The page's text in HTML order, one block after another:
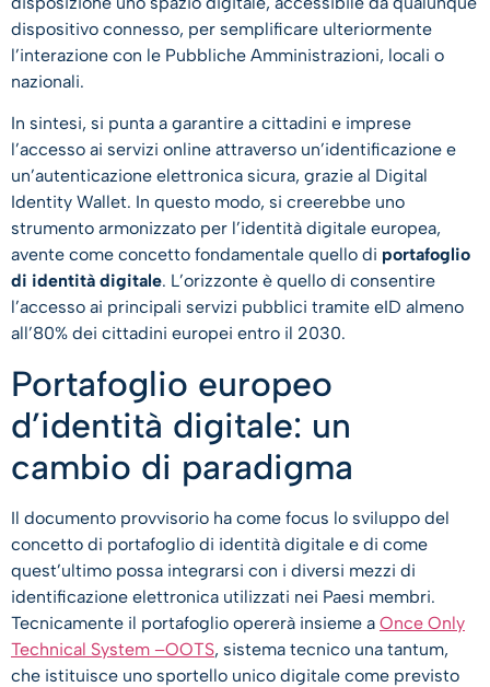
dispositivo connesso, per semplificare ulteriormente
l’interazione con le Pubbliche Amministrazioni, locali o
nazionali.
In sintesi, si punta a garantire a cittadini e imprese
l’accesso ai servizi online attraverso un’identificazione e
un’autenticazione elettronica sicura, grazie al Digital
Identity Wallet. In questo modo, si creerebbe uno
strumento armonizzato per l’identità digitale europea,
avente come concetto fondamentale quello di portafoglio
di identità digitale. L’orizzonte è quello di consentire
l’accesso ai principali servizi pubblici tramite eID almeno
all’80% dei cittadini europei entro il 2030.
Portafoglio europeo
d’identità digitale: un
cambio di paradigma
Il documento provvisorio ha come focus lo sviluppo del
concetto di portafoglio di identità digitale e di come
quest’ultimo possa integrarsi con i diversi mezzi di
identificazione elettronica utilizzati nei Paesi membri.
Tecnicamente il portafoglio opererà insieme a Once Only
Technical System –OOTS, sistema tecnico una tantum,
che istituisce uno sportello unico digitale come previsto